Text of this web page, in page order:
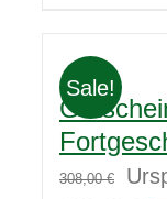
Sale!
308,00€